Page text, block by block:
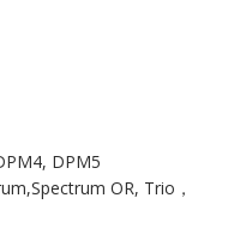
DPM5
OR, Trio，